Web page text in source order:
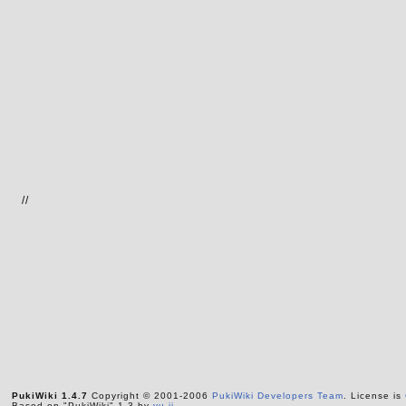
//
PukiWiki 1.4.7 Copyright © 2001-2006 PukiWiki Developers Team. License is